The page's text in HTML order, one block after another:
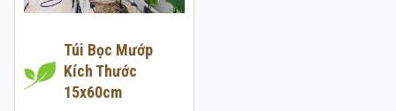
Túi Bọc Mướp
Kích Thước
15x60cm